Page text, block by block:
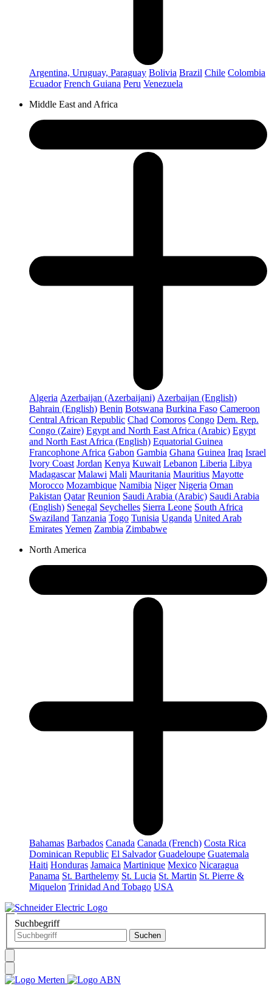
Argentina, Uruguay, Paraguay Bolivia Brazil Chile Colombia
Ecuador French Guiana Peru Venezuela
Middle East and Africa
Algeria Azerbaijan (Azerbaijani) Azerbaijan (English)
Bahrain (English) Benin Botswana Burkina Faso Cameroon
Central African Republic Chad Comoros Congo Dem. Rep.
Congo (Zaire) Egypt and North East Africa (Arabic) Egypt
and North East Africa (English) Equatorial Guinea
Francophone Africa Gabon Gambia Ghana Guinea Iraq Israel
Ivory Coast Jordan Kenya Kuwait Lebanon Liberia Libya
Madagascar Malawi Mali Mauritania Mauritius Mayotte
Morocco Mozambique Namibia Niger Nigeria Oman
Pakistan Qatar Reunion Saudi Arabia (Arabic) Saudi Arabia
(English) Senegal Seychelles Sierra Leone South Africa
Swaziland Tanzania Togo Tunisia Uganda United Arab
Emirates Yemen Zambia Zimbabwe
North America
Bahamas Barbados Canada Canada (French) Costa Rica
Dominican Republic El Salvador Guadeloupe Guatemala
Haiti Honduras Jamaica Martinique Mexico Nicaragua
Panama St. Barthelemy St. Lucia St. Martin St. Pierre &
Miquelon Trinidad And Tobago USA
Suchbegriff